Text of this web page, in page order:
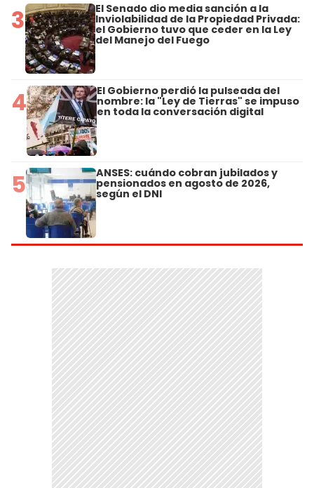
3 El Senado dio media sanción a la
Inviolabilidad de la Propiedad Privada:
el Gobierno tuvo que ceder en la Ley
del Manejo del Fuego
4 El Gobierno perdió la pulseada del
nombre: la "Ley de Tierras" se impuso
en toda la conversación digital
5 ANSES: cuándo cobran jubilados y
pensionados en agosto de 2026,
según el DNI